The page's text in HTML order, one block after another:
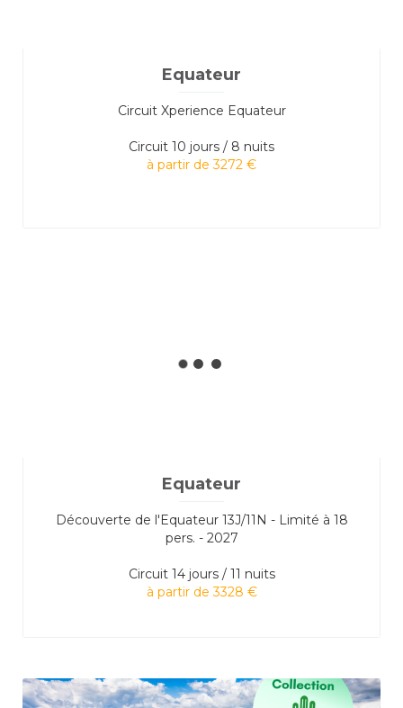
Equateur
Circuit Xperience Equateur
Circuit 10 jours / 8 nuits
à partir de 3272 €
Equateur
Découverte de l'Equateur 13J/11N - Limité à 18
pers. - 2027
Circuit 14 jours / 11 nuits
à partir de 3328 €